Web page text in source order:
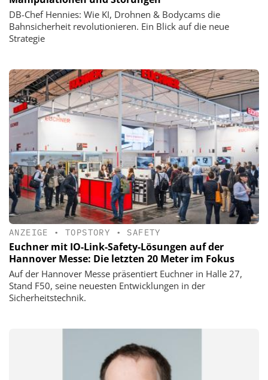
DB-Chef Hennies: Wie KI, Drohnen & Bodycams die
Bahnsicherheit revolutionieren. Ein Blick auf die neue
Strategie
ANZEIGE •TOPSTORY • SAFETY
Euchner mit IO-Link-Safety-Lösungen auf der
Hannover Messe: Die letzten 20 Meter im Fokus
Auf der Hannover Messe präsentiert Euchner in Halle 27,
Stand F50, seine neuesten Entwicklungen in der
Sicherheitstechnik.